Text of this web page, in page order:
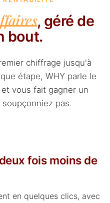
, géré de
bout.
chiffrage jusqu'à
étape, WHY parle le
vous fait gagner un
pas.
fois moins de
en quelques clics, avec